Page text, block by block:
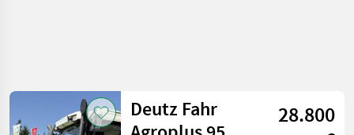
Deutz Fahr
28.800